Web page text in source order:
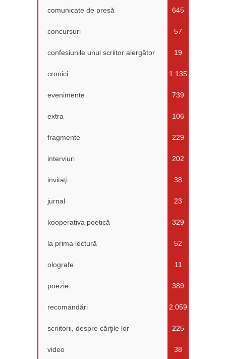
comunicate de presă 645
concursuri 57
confesiunile unui scriitor alergător 19
cronici 1.135
evenimente 739
extra 106
fragmente 229
interviuri 202
invitaţi 38
jurnal 23
kooperativa poetică 329
la prima lectură 52
olografe 11
poezie 389
recomandări 2.059
scriitorii, despre cărţile lor 225
video 38